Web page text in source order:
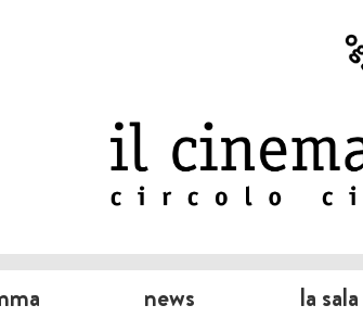
news la sala